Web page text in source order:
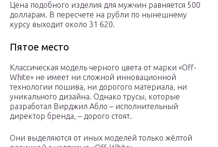
Цена подобного изделия для мужчин равняется 500
долларам. В пересчете на рубли по нынешнему
курсу выходит около 31 620.
Пятое место
Классическая модель черного цвета от марки «Off-
White» не имеет ни сложной инновационной
технологии пошива, ни дорогого материала, ни
уникального дизайна. Однако трусы, которые
разработал Вирджил Абло – исполнительный
директор бренда, – дорого стоят.
Они выделяются от иных моделей только жёлтой